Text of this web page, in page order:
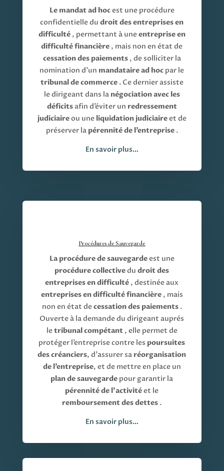
Le mandat ad hocest une procédure
confidentielle dudroit des entreprises en
difficulté, permettant à uneentreprise en
difficulté financière , mais non en état de
cessation des paiements, de solliciter la
nomination d’un mandataire ad hoc par le
tribunal de commerce. Ce dernier assiste
le dirigeant dans la négociation avec les
déficitsafin d’éviter un redressement
judiciaireou une liquidation judiciaireet de
préserver la pérennité de l’entreprise.
En savoir plus…
Procédures de Sauvegarde
La procédure de sauvegardeest une
procédure collectivedudroit des
entreprises en difficulté , destinée aux
entreprises en difficulté financière, mais
non en état decessation des paiements.
Ouverte à la demande du dirigeant auprés
letribunal compétant, elle permet de
protéger l’entreprise contre les poursuites
des créanciers, d’assurer sa réorganisation
de l’entreprise, et de mettre en place un
plan de sauvegarde pour garantir la
pérennité de l’activitéet le
remboursement des dettes .
En savoir plus…